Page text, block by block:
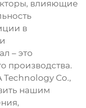
влияющие
в
– это
производства.
Technology Co.,
нашим